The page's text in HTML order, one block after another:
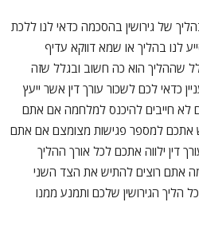
של גירושין בהסכמה כדאי לנו ללכת
לנו בהליך או שמא דווקא עדיף
שההליך הוא כה חשוב ובגלל שזה
כדאי לכם לשכור עורך דין אשר ייעץ
לא חייבים להיכנס למלחמה אם אתם
אתכם למספר פגישות מצומצם אם אתם
דין ילווה אתכם לכל אורך ההליך
אתם רוצים להתיש את הצד השני
הגירושין שלכם ותמנע ממנו